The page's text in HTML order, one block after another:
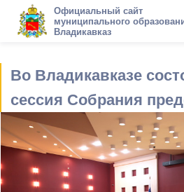
Официальный сайт
муниципального
Владикавказ
Во Владикавказе
сессия Собрания